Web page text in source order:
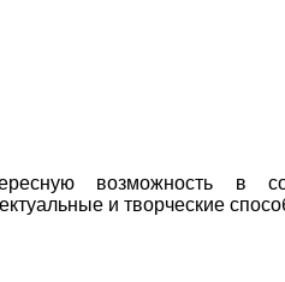
возможность в
и творческие